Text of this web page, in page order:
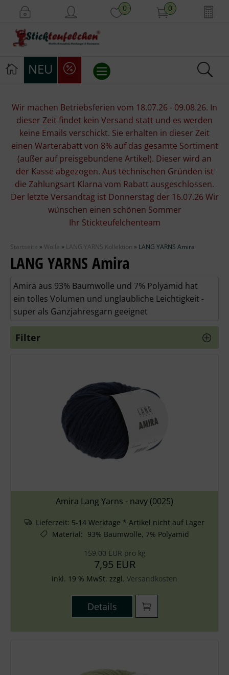
0 0
NEU
Stickpackungen
Stickgarne
Stoffe
Mill Hill Beads
Wolle
Stricknadeln
Knüpfpackungen
Ausverkauf
Wir machen Betriebsferien vom 18.07.26 - 09.08.26. In
dieser Zeit findet kein Versand statt und es werden
keine Emails verschickt. Sie erhalten in dieser Zeit
einen Warterabatt von 8% auf das gesamte Sortiment
(außer auf preisgebundene Artikel). Dieser wird an
der Kasse abgezogen. Aus technischen Gründen ist
die Zahlungsart Klarna vom Rabatt ausgeschlossen.
Der letzte Versandtag ist Donnerstag der 16.07.26 Wir
wünschen einen schönen Sommer
Ihr Stickteufelchenteam
Startseite » Wolle » LANG YARNS Kollektion » LANG YARNS Amira
LANG YARNS Amira
Amira aus 93% Baumwolle und 7% Polyamid hat
ein tolles Volumen und unglaubliche Leichtigkeit -
super als Ganzjahresgarn geeignet
Filter
Amira Lang Yarns - navy (0025)
Lieferzeit: 5-14 Werktage * Artikel nicht auf Lager
Material: 93% Baumwolle, 7% Polyamid
159,00 EUR pro kg
7,95 EUR
inkl. 19 % MwSt. zzgl. Versandkosten
Details